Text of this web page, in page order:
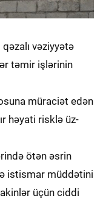
vəziyyətə
təmir işlərinin
müraciət edən
həyati risklə üz-
ötən əsrin
istismar müddətini
üçün ciddi